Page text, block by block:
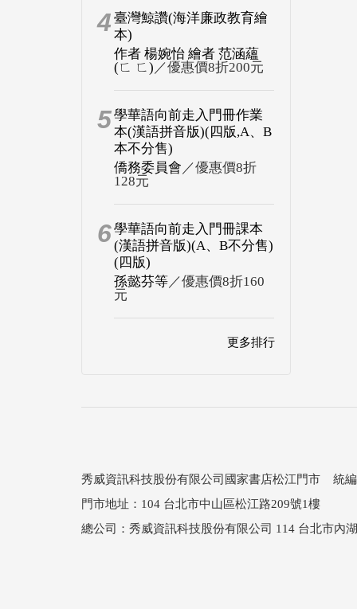
4 臺灣鯨讚(海洋廉政教育繪
本)
作者 楊婉怡 繪者 范涵蘊
(ㄈ ㄈ) ／優惠價8折200元
5學華語向前走入門冊作業
本(漢語拼音版)(四版,A、B
本不分售)
僑務委員會 ／優惠價8折
128元
6學華語向前走入門冊課本
(漢語拼音版)(A、B不分售)
(四版)
孫懿芬等／優惠價8折160
元
更多排行
秀威資訊科技股份有限公司國家書店松江門市 統編
門市地址：104 台北市中山區松江路209號1樓
總公司：秀威資訊科技股份有限公司 114 台北市內